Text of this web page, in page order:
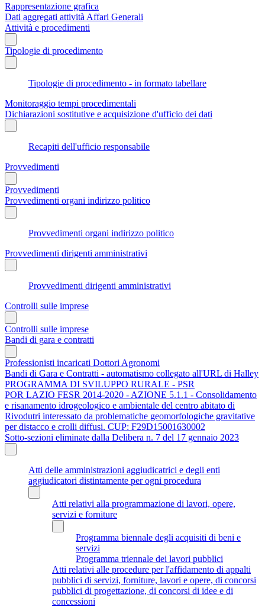
Rappresentazione grafica
Dati aggregati attività Affari Generali
Attività e procedimenti
Tipologie di procedimento
Tipologie di procedimento - in formato tabellare
Monitoraggio tempi procedimentali
Dichiarazioni sostitutive e acquisizione d'ufficio dei dati
Recapiti dell'ufficio responsabile
Provvedimenti
Provvedimenti
Provvedimenti organi indirizzo politico
Provvedimenti organi indirizzo politico
Provvedimenti dirigenti amministrativi
Provvedimenti dirigenti amministrativi
Controlli sulle imprese
Controlli sulle imprese
Bandi di gara e contratti
Professionisti incaricati Dottori Agronomi
Bandi di Gara e Contratti - automatismo collegato all'URL di Halley
PROGRAMMA DI SVILUPPO RURALE - PSR
POR LAZIO FESR 2014-2020 - AZIONE 5.1.1 - Consolidamento
e risanamento idrogeologico e ambientale del centro abitato di
Rivodutri interessato da problematiche geomorfologiche gravitative
per distacco e crolli diffusi. CUP: F29D15001630002
Sotto-sezioni eliminate dalla Delibera n. 7 del 17 gennaio 2023
Atti delle amministrazioni aggiudicatrici e degli enti
aggiudicatori distintamente per ogni procedura
Atti relativi alla programmazione di lavori, opere,
servizi e forniture
Programma biennale degli acquisiti di beni e
servizi
Programma triennale dei lavori pubblici
Atti relativi alle procedure per l'affidamento di appalti
pubblici di servizi, forniture, lavori e opere, di concorsi
pubblici di progettazione, di concorsi di idee e di
concessioni